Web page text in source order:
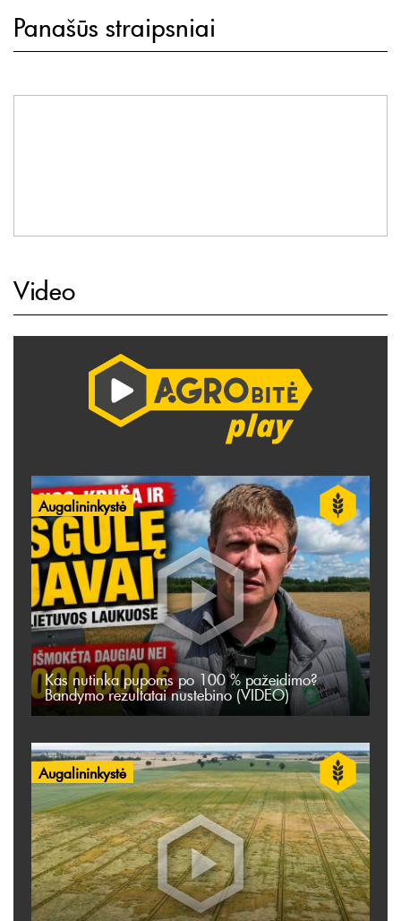
Panašūs straipsniai
Video
Augalininkystė
Kas nutinka pupoms po 100 % pažeidimo?
Bandymo rezultatai nustebino (VIDEO)
Augalininkystė